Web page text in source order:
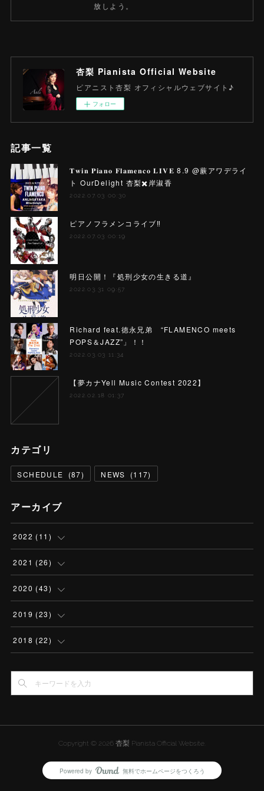
放しよう。
杏梨 Pianista Official Website
ピアニスト杏梨 オフィシャルウェブサイト♪
フォロー
記事一覧
𝐓𝐰𝐢𝐧 𝐏𝐢𝐚𝐧𝐨 𝐅𝐥𝐚𝐦𝐞𝐧𝐜𝐨 𝐋𝐈𝐕𝐄 8.9 @蕨アワデライ
ト OurDelight 杏梨✖️岸淑香
2022.07.03 00:30
ピアノフラメンコライブ‼️
2022.07.03 00:19
明日公開！『処刑少女の生きる道』
2022.03.31 09:57
Richard feat.徳永兄弟 “FLAMENCO meets
POPS＆JAZZ”」！！
2022.03.03 11:34
【夢カナYell Music Contest 2022】
2022.02.18 01:37
カテゴリ
SCHEDULE (87) NEWS (117)
アーカイブ
2022 (11 )
(2)
(2)
(3)
(4)
2021 (26)
(2)
(2)
(4)
(1)
2)
2020 (43)
(4)
(3)
(
5)
2019 (23)
(2)
2)
2018 (22)
2)
Copyright © 2026 杏梨 Pianista Official Website
Powered by AmebaOwnd
無料でホームページをつくろう